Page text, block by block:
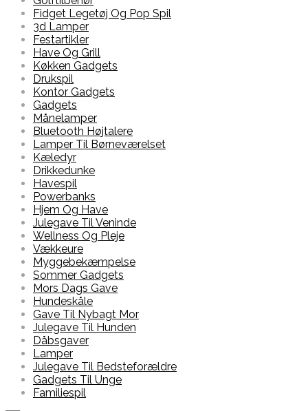
Fidget Legetøj Og Pop Spil
3d Lamper
Festartikler
Have Og Grill
Køkken Gadgets
Drukspil
Kontor Gadgets
Gadgets
Månelamper
Bluetooth Højtalere
Lamper Til Børneværelset
Kæledyr
Drikkedunke
Havespil
Powerbanks
Hjem Og Have
Julegave Til Veninde
Wellness Og Pleje
Vækkeure
Myggebekæmpelse
Sommer Gadgets
Mors Dags Gave
Hundeskåle
Gave Til Nybagt Mor
Julegave Til Hunden
Dåbsgaver
Lamper
Julegave Til Bedsteforældre
Gadgets Til Unge
Familiespil